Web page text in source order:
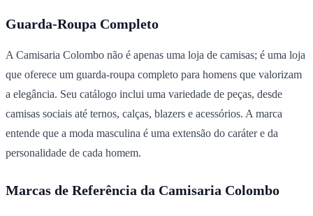
Guarda-Roupa Completo
A Camisaria Colombo não é apenas uma loja de camisas; é uma loja
que oferece um guarda-roupa completo para homens que valorizam
a elegância. Seu catálogo inclui uma variedade de peças, desde
camisas sociais até ternos, calças, blazers e acessórios. A marca
entende que a moda masculina é uma extensão do caráter e da
personalidade de cada homem.
Marcas de Referência da Camisaria Colombo